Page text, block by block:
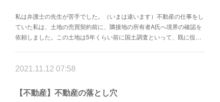
私は弁護士の先生が苦手でした。（いまは違います）不動産の仕事をし
ていた私は、土地の売買契約前に、隣接地の所有者A氏へ境界の確認を
依頼しました。この土地は5年くらい前に国土調査といって、既に役…
2021.11.12 07:58
【不動産】不動産の落とし穴